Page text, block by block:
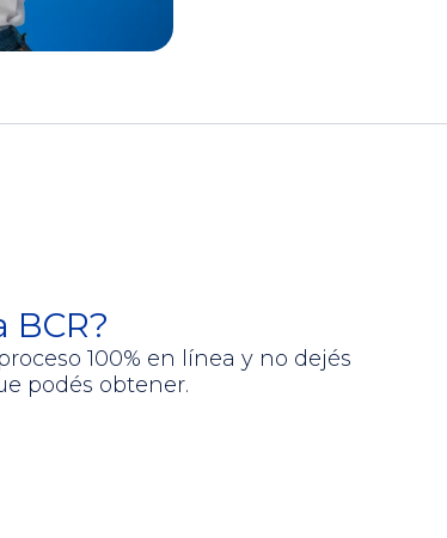
BCR?
100% en línea y no dejés
podés obtener.